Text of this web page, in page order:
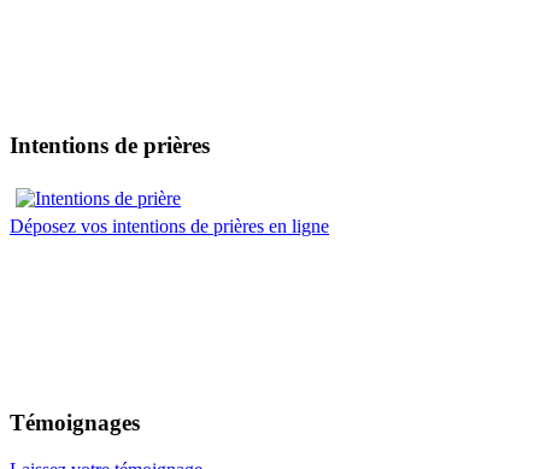
Intentions de prières
Déposez vos intentions de prières en ligne
Témoignages